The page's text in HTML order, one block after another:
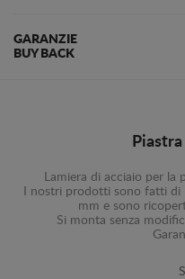
GARANZIE
BUY BACK
Lamiera di acciaio per la
I nostri prodotti sono fatti di
mm e sono
Si monta senza